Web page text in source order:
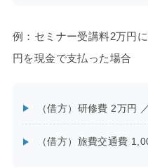
例：セミナー受講料2万円
円を現金で支払った場合
（借方）研修費 2万円
（借方）旅費交通費